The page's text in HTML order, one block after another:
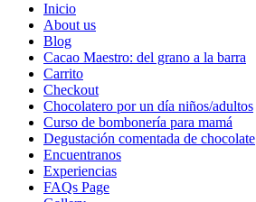
Inicio
About us
Blog
Cacao Maestro: del grano a la barra
Carrito
Checkout
Chocolatero por un día niños/adultos
Curso de bombonería para mamá
Degustación comentada de chocolate
Encuentranos
Experiencias
FAQs Page